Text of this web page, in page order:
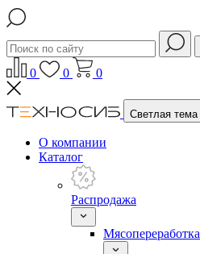
0 0 0
Светлая тема
О компании
Каталог
Распродажа
Мясопереработка